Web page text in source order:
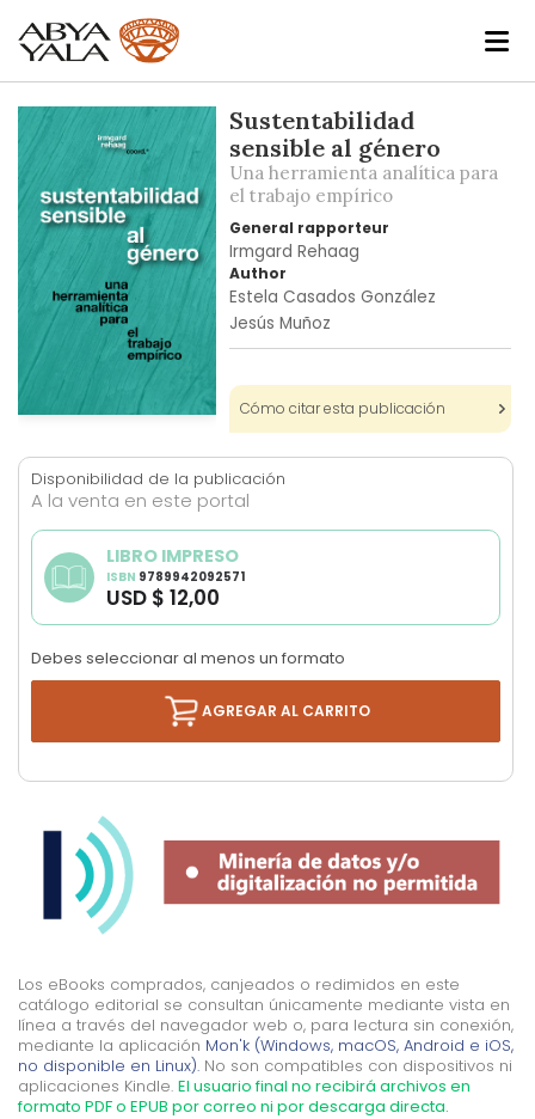
Skip
to
the
end
the
images
gallery
to
the
beginning
of
the
images
gallery
Sustentabilidad
sensible al género
Una herramienta analítica para
el trabajo empírico
General rapporteur
Irmgard Rehaag
Author
Estela Casados González
Jesús Muñoz
Cómo citar esta publicación
Disponibilidad de la publicación
A la venta en este portal
LIBRO IMPRESO
ISBN 9789942092571
USD $ 12,00
Debes seleccionar al menos un formato
AGREGAR AL CARRITO
Los eBooks comprados, canjeados o redimidos en este
catálogo editorial se consultan únicamente mediante vista en
línea a través del navegador web o, para lectura sin conexión,
mediante la aplicación Mon'k (Windows, macOS, Android e iOS,
no disponible en Linux). No son compatibles con dispositivos ni
aplicaciones Kindle. El usuario final no recibirá archivos en
formato PDF o EPUB por correo ni por descarga directa.